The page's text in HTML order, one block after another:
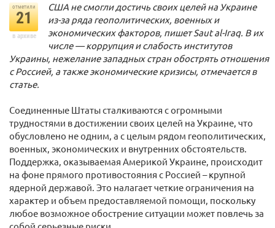
отметили
21
в архиве
США не смогли достичь своих целей на Украине
из-за ряда геополитических, военных и
экономических факторов, пишет Saut al-Iraq. В их
числе — коррупция и слабость институтов
Украины, нежелание западных стран обострять отношения
с Россией, а также экономические кризисы, отмечается в
статье.
Соединенные Штаты сталкиваются с огромными
трудностями в достижении своих целей на Украине, что
обусловлено не одним, а с целым рядом геополитических,
военных, экономических и внутренних обстоятельств.
Поддержка, оказываемая Америкой Украине, происходит
на фоне прямого противостояния с Россией – крупной
ядерной державой. Это налагает четкие ограничения на
характер и объем предоставляемой помощи, поскольку
любое возможное обострение ситуации может повлечь за